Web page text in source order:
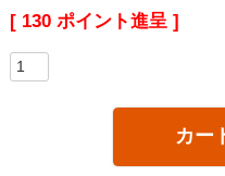
[ 130 ポイント進呈 ]
カー